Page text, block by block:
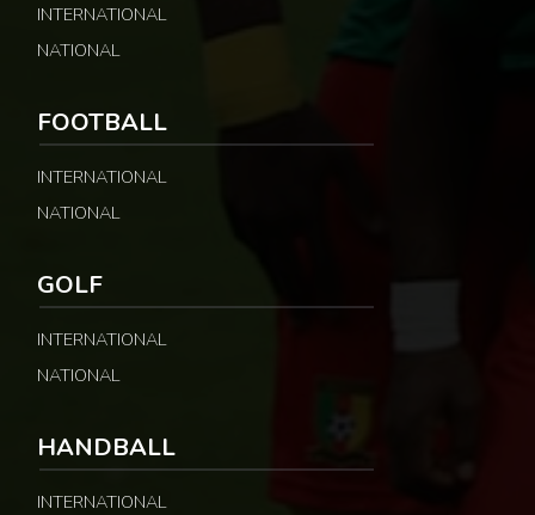
INTERNATIONAL
NATIONAL
FOOTBALL
INTERNATIONAL
NATIONAL
GOLF
INTERNATIONAL
NATIONAL
HANDBALL
INTERNATIONAL